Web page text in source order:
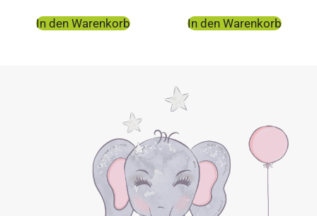
In den Warenkorb In den Warenkorb